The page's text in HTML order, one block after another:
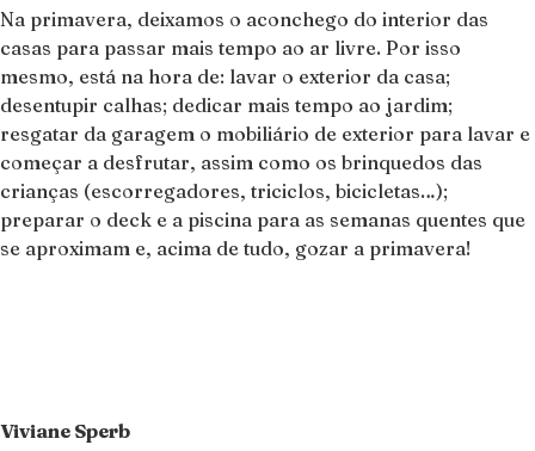
Na primavera, deixamos o aconchego do interior das
casas para passar mais tempo ao ar livre. Por isso
mesmo, está na hora de: lavar o exterior da casa;
desentupir calhas; dedicar mais tempo ao jardim;
resgatar da garagem o mobiliário de exterior para lavar e
começar a desfrutar, assim como os brinquedos das
crianças (escorregadores, triciclos, bicicletas…);
preparar o deck e a piscina para as semanas quentes que
se aproximam e, acima de tudo, gozar a primavera!
Viviane Sperb